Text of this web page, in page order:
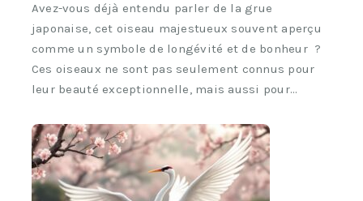
Avez-vous déjà entendu parler de la grue
japonaise, cet oiseau majestueux souvent aperçu
comme un symbole de longévité et de bonheur ?
Ces oiseaux ne sont pas seulement connus pour
leur beauté exceptionnelle, mais aussi pour…